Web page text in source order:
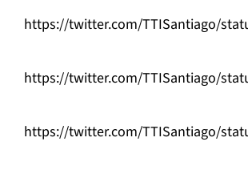
https://twitter.com/TTISantiago/
https://twitter.com/TTISantiago/
https://twitter.com/TTISantiago/